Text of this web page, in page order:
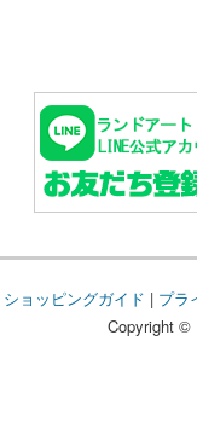
ショッピングガイド | プラ
Copyright ©